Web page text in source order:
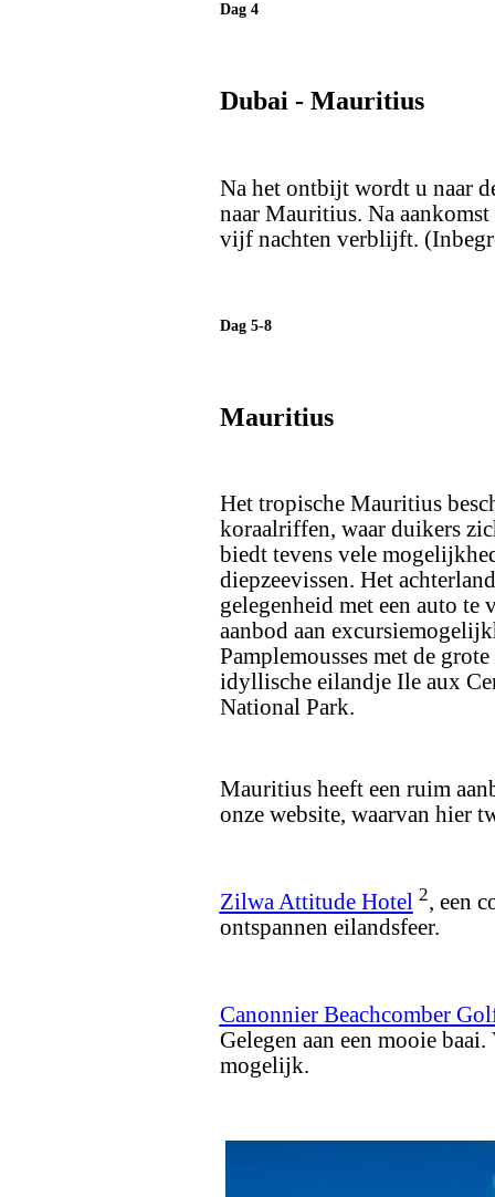
Dag 4
Dubai - Mauritius
Na het ontbijt wordt u naar
naar Mauritius. Na
vijf nachten verblijft.
Dag 5-8
Mauritius
Het tropische Mauritius
koraalriffen, waar duikers
biedt tevens vele
diepzeevissen. Het
gelegenheid met een auto te
aanbod aan
Pamplemousses met de
idyllische eilandje Ile aux
National Park.
Mauritius heeft een ruim
onze website, waarvan hier
Zilwa Attitude Hotel 2, een
ontspannen eilandsfeer.
Canonnier Beachcomber
Gelegen aan een mooie
mogelijk.